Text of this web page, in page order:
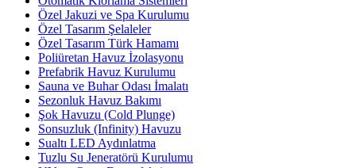
Özel Jakuzi ve Spa Kurulumu
Özel Tasarım Şelaleler
Özel Tasarım Türk Hamamı
Poliüretan Havuz İzolasyonu
Prefabrik Havuz Kurulumu
Sauna ve Buhar Odası İmalatı
Sezonluk Havuz Bakımı
Şok Havuzu (Cold Plunge)
Sonsuzluk (Infinity) Havuzu
Sualtı LED Aydınlatma
Tuzlu Su Jeneratörü Kurulumu